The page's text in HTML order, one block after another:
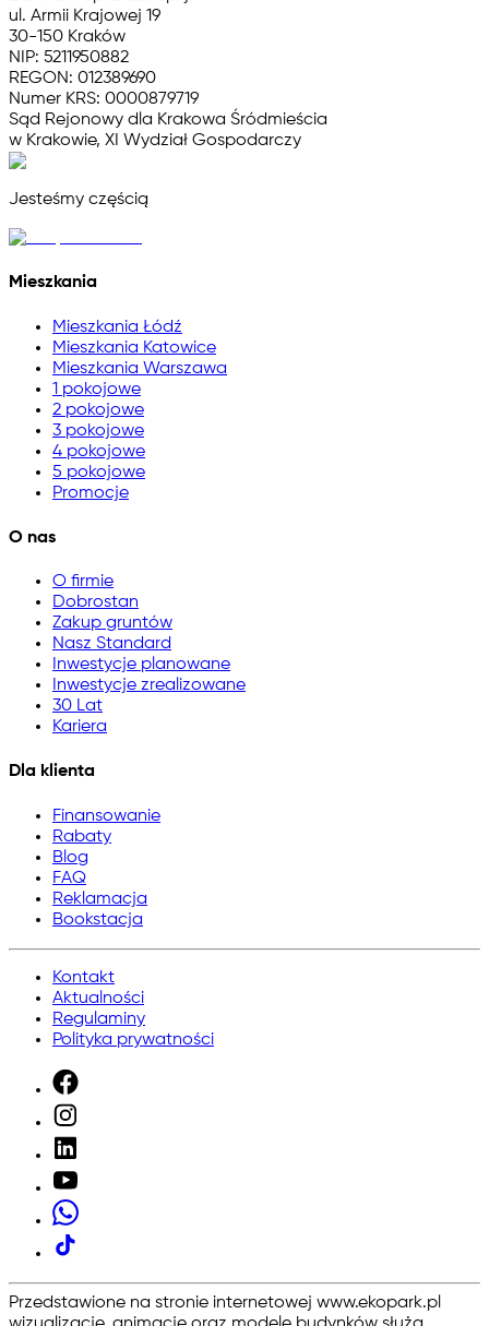
ul. Armii Krajowej 19
30-150 Kraków
NIP: 5211950882
REGON: 012389690
Numer KRS: 0000879719
Sąd Rejonowy dla Krakowa Śródmieścia
w Krakowie, XI Wydział Gospodarczy
Jesteśmy częścią
Mieszkania
Mieszkania Łódź
Mieszkania Katowice
Mieszkania Warszawa
1 pokojowe
2 pokojowe
3 pokojowe
4 pokojowe
5 pokojowe
Promocje
O nas
O firmie
Dobrostan
Zakup gruntów
Nasz Standard
Inwestycje planowane
Inwestycje zrealizowane
30 Lat
Kariera
Dla klienta
Finansowanie
Rabaty
Blog
FAQ
Reklamacja
Bookstacja
Kontakt
Aktualności
Regulaminy
Polityka prywatności
Przedstawione na stronie internetowej www.ekopark.pl